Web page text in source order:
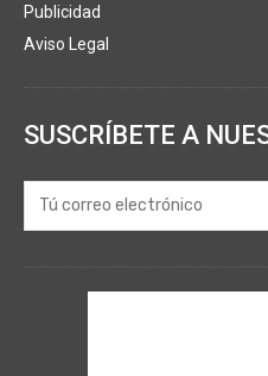
Publicidad
Aviso Legal
SUSCRÍBETE A